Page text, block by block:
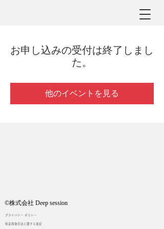
お申し込みの受付は終了しまし
た。
他のイベントを見る
©︎株式会社 Deep session
プライバシー ポリシー
特定商取引法に関する表記